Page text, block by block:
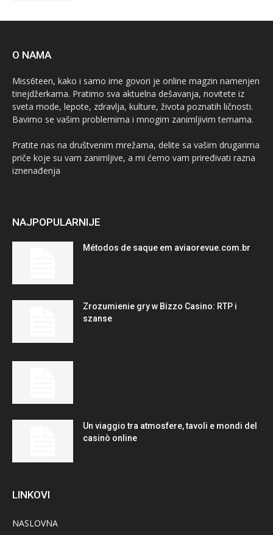
O NAMA
Miss6teen, kako i samo ime govori je online magzin namenjen
tinejdžerkama. Pratimo sva aktuelna dešavanja, novitete iz
sveta mode, lepote, zdravlja, kulture, života poznatih ličnosti.
Bavimo se vašim problemima i mnogim zanimljivim temama.
Pratite nas na društvenim mrežama, delite sa vašim drugarima
priče koje su vam zanimljive, a mi ćemo vam priređivati razna
iznenađenja
NAJPOPULARNIJE
Métodos de saque em aviaorevue.com.br
Zrozumienie gry w Bizzo Casino: RTP i
szanse
Un viaggio tra atmosfere, tavoli e mondi del
casinò online
LINKOVI
NASLOVNA